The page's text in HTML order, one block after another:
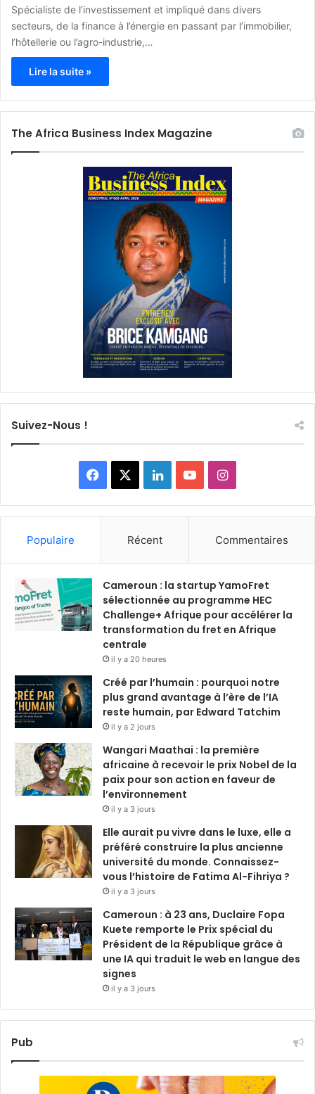
Spécialiste de l’investissement et impliqué dans divers
secteurs, de la finance à l’énergie en passant par l’immobilier,
l’hôtellerie ou l’agro-industrie,…
Lire la suite »
The Africa Business Index Magazine
Suivez-Nous !
a
b
o
o
L
i
e
d
o
u
b
I
n
a
g
m
Populaire Récent Commentaires
Cameroun : la startup YamoFret
sélectionnée au programme HEC
Challenge+ Afrique pour accélérer la
transformation du fret en Afrique
centrale
il y a 20 heures
Créé par l’humain : pourquoi notre
plus grand avantage à l’ère de l’IA
reste humain, par Edward Tatchim
il y a 2 jours
Wangari Maathai : la première
africaine à recevoir le prix Nobel de la
paix pour son action en faveur de
l’environnement
il y a 3 jours
Elle aurait pu vivre dans le luxe, elle a
préféré construire la plus ancienne
université du monde. Connaissez-
vous l’histoire de Fatima Al-Fihriya ?
il y a 3 jours
Cameroun : à 23 ans, Duclaire Fopa
Kuete remporte le Prix spécial du
Président de la République grâce à
une IA qui traduit le web en langue des
signes
il y a 3 jours
Pub